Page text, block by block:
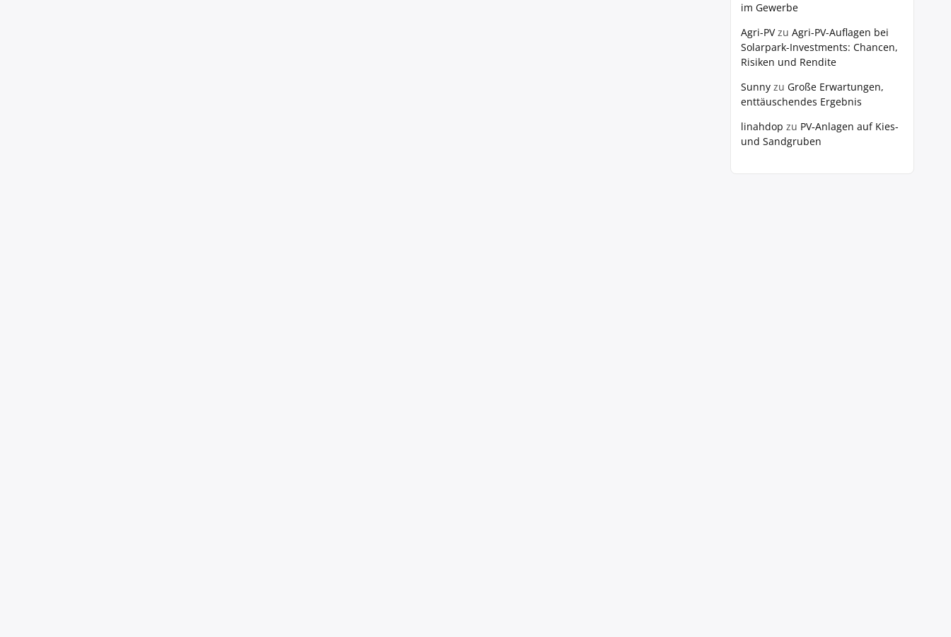
im Gewerbe
Agri-PVzu Agri-PV-Auflagen bei
Solarpark-Investments: Chancen,
Risiken und Rendite
Sunny zu Große Erwartungen,
enttäuschendes Ergebnis
linahdop zu PV‑Anlagen auf Kies-
und Sandgruben